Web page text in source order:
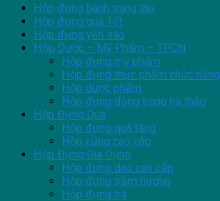
Hộp đựng bánh trung thu
Hộp đựng quà Tết
Hộp đựng yến sào
Hộp Dược – Mỹ Phẩm – TPCN
Hộp đựng mỹ phẩm
Hộp đựng thực phẩm chức năng
Hộp dược phẩm
Hộp đựng đông trùng hạ thảo
Hộp Đựng Quà
Hộp đựng quà tặng
Hộp cứng cao cấp
Hộp Đựng Gia Dụng
Hộp đựng dao cao cấp
Hộp đựng trầm hương
Hộp đựng trà